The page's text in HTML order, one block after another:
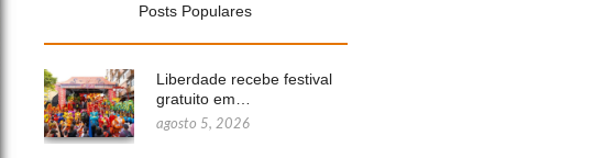
Posts Populares
Liberdade recebe festival
gratuito em…
agosto 5, 2026